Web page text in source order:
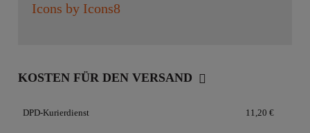
Icons by Icons8
KOSTEN FÜR DEN VERSAND
DPD-Kurierdienst 11,20 €